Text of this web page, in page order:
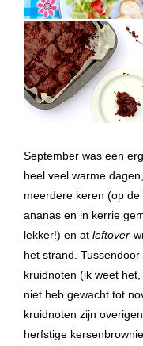
September was een
heel veel warme
meerdere keren (op
ananas en in kerrie
lekker!) en at leftover-
het strand.
kruidnoten (ik weet
niet heb gewacht tot
kruidnoten zijn
herfstige